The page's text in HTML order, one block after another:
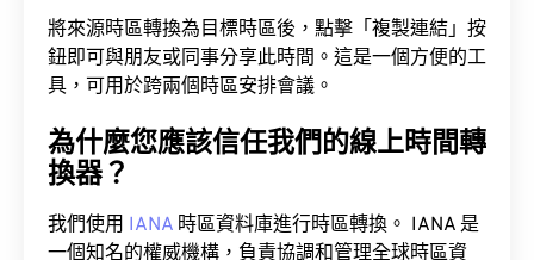
將來源時區轉換為目標時區後，點擊「複製連結」按
鈕即可與朋友或同事分享此時間。這是一個方便的工
具，可用於跨兩個時區安排會議。
為什麼您應該信任我們的線上時間轉
換器？
我們使用 IANA 時區資料庫進行時區轉換。 IANA 是
一個知名的權威機構，負責協調和管理全球時區資